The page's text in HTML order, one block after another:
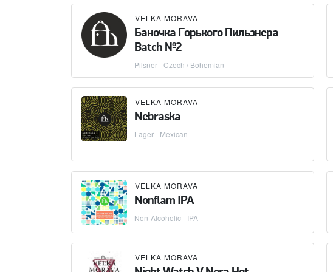
VELKA MORAVA
Баночка Горького Пильзнера
Batch №2
Pilsner - Czech / Bohemian
VELKA MORAVA
Nebraska
Lager - Mexican
VELKA MORAVA
Nonflam IPA
Non-Alcoholic - IPA
VELKA MORAVA